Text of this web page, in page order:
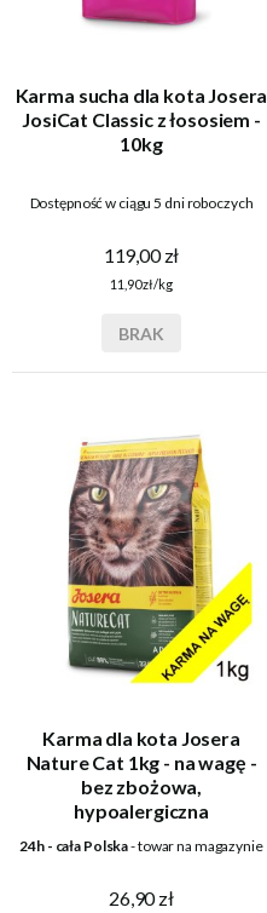
Karma sucha dla kota Josera
JosiCat Classic z łososiem -
10kg
Dostępność w ciągu 5 dni roboczych
119,00 zł
11,90 zł/kg
BRAK
Karma dla kota Josera
Nature Cat 1kg - na wagę -
bez zbożowa,
hypoalergiczna
24h - cała Polska- towar na magazynie
26,90 zł